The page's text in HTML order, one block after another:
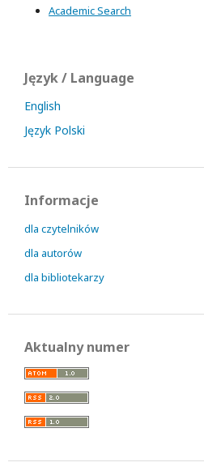
Academic Search
Język / Language
English
Język Polski
Informacje
dla czytelników
dla autorów
dla bibliotekarzy
Aktualny numer